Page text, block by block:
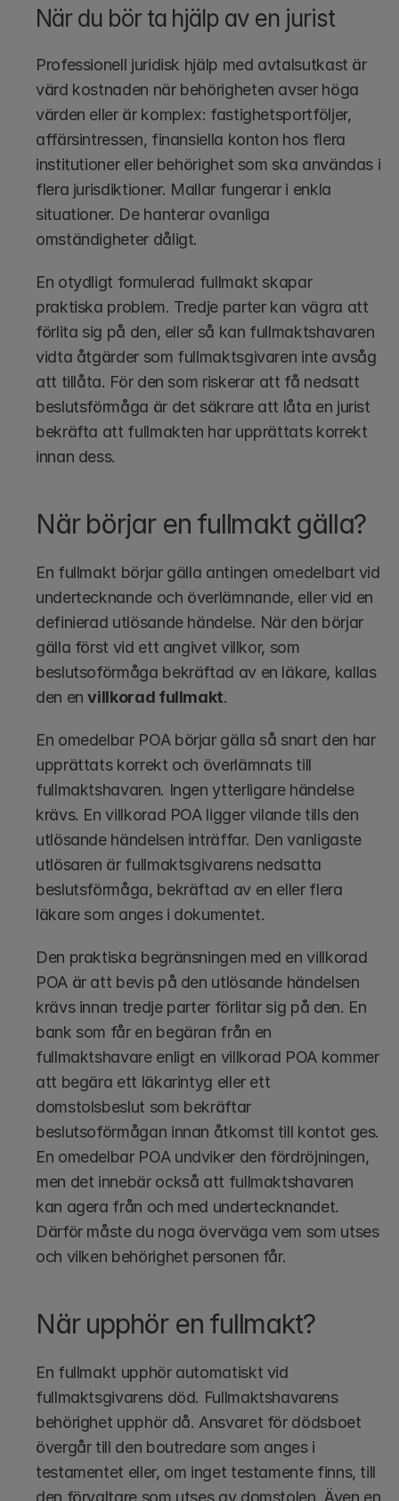
När du bör ta hjälp av en jurist
Professionell juridisk hjälp med avtalsutkast är
värd kostnaden när behörigheten avser höga
värden eller är komplex: fastighetsportföljer,
affärsintressen, finansiella konton hos flera
institutioner eller behörighet som ska användas i
flera jurisdiktioner. Mallar fungerar i enkla
situationer. De hanterar ovanliga
omständigheter dåligt.
En otydligt formulerad fullmakt skapar
praktiska problem. Tredje parter kan vägra att
förlita sig på den, eller så kan fullmaktshavaren
vidta åtgärder som fullmaktsgivaren inte avsåg
att tillåta. För den som riskerar att få nedsatt
beslutsförmåga är det säkrare att låta en jurist
bekräfta att fullmakten har upprättats korrekt
innan dess.
När börjar en fullmakt gälla?
En fullmakt börjar gälla antingen omedelbart vid
undertecknande och överlämnande, eller vid en
definierad utlösande händelse. När den börjar
gälla först vid ett angivet villkor, som
beslutsoförmåga bekräftad av en läkare, kallas
den en villkorad fullmakt.
En omedelbar POA börjar gälla så snart den har
upprättats korrekt och överlämnats till
fullmaktshavaren. Ingen ytterligare händelse
krävs. En villkorad POA ligger vilande tills den
utlösande händelsen inträffar. Den vanligaste
utlösaren är fullmaktsgivarens nedsatta
beslutsförmåga, bekräftad av en eller flera
läkare som anges i dokumentet.
Den praktiska begränsningen med en villkorad
POA är att bevis på den utlösande händelsen
krävs innan tredje parter förlitar sig på den. En
bank som får en begäran från en
fullmaktshavare enligt en villkorad POA kommer
att begära ett läkarintyg eller ett
domstolsbeslut som bekräftar
beslutsoförmågan innan åtkomst till kontot ges.
En omedelbar POA undviker den fördröjningen,
men det innebär också att fullmaktshavaren
kan agera från och med undertecknandet.
Därför måste du noga överväga vem som utses
och vilken behörighet personen får.
När upphör en fullmakt?
En fullmakt upphör automatiskt vid
fullmaktsgivarens död. Fullmaktshavarens
behörighet upphör då. Ansvaret för dödsboet
övergår till den boutredare som anges i
testamentet eller, om inget testamente finns, till
den förvaltare som utses av domstolen. Även en